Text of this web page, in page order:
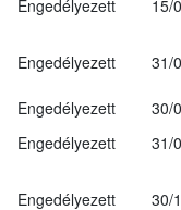
Engedélyezett
15/
Engedélyezett 31/
Engedélyezett
30/
Engedélyezett
31/
Engedélyezett 30/